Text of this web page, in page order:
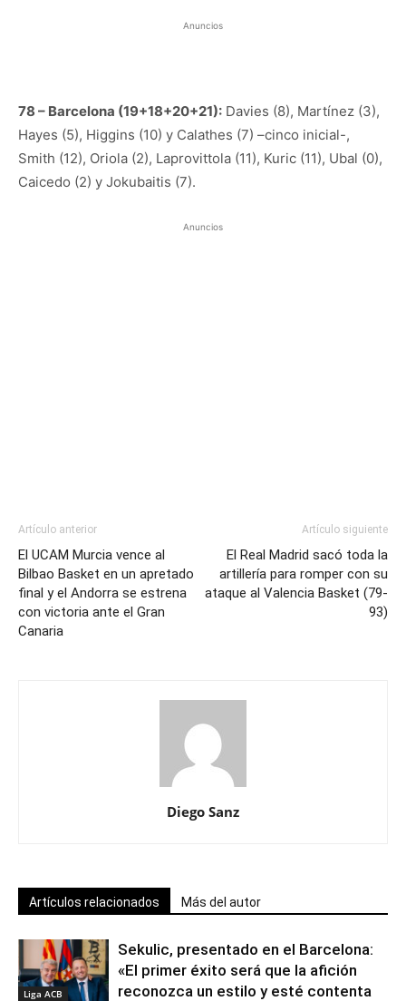
Anuncios
78 – Barcelona (19+18+20+21): Davies (8), Martínez (3),
Hayes (5), Higgins (10) y Calathes (7) –cinco inicial-,
Smith (12), Oriola (2), Laprovittola (11), Kuric (11), Ubal (0),
Caicedo (2) y Jokubaitis (7).
Anuncios
Artículo anterior
El UCAM Murcia vence al
Bilbao Basket en un apretado
final y el Andorra se estrena
con victoria ante el Gran
Canaria
Artículo siguiente
El Real Madrid sacó toda la
artillería para romper con su
ataque al Valencia Basket (79-
93)
Diego Sanz
Artículos relacionados Más del autor
Liga ACB
Sekulic, presentado en el Barcelona:
«El primer éxito será que la afición
reconozca un estilo y esté contenta